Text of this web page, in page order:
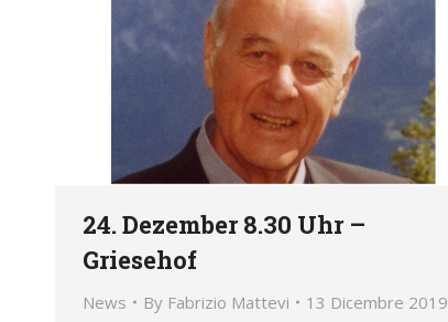
24. Dezember 8.30 Uhr –
Griesehof
News By Fabrizio Mattevi 13 Dicembre 2019